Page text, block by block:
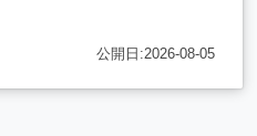
公開日:2026-08-05